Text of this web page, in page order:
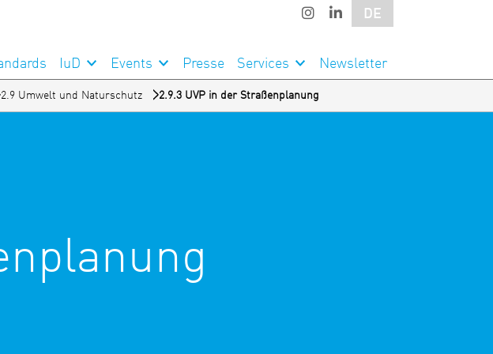
IuD Events Presse Services Newsletter
DE
2.9 Umwelt und Naturschutz 2.9.3 UVP in der Straßenplanung